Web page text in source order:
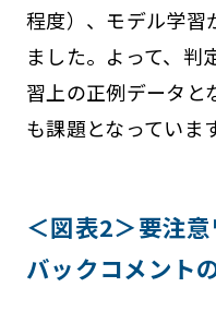
程度）、モデル学習
ました。よって、判
習上の正例データと
も課題となっています
＜図表2＞要注
バックコメント